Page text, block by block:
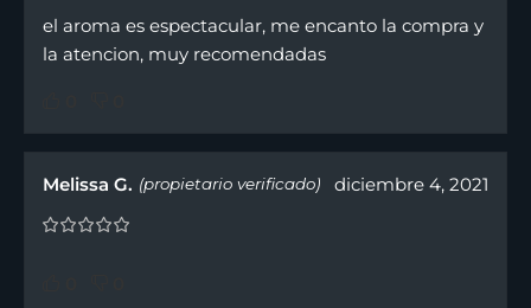
el aroma es espectacular, me encanto la compra y
la atencion, muy recomendadas
Melissa G. (propietario verificado) diciembre 4, 2021